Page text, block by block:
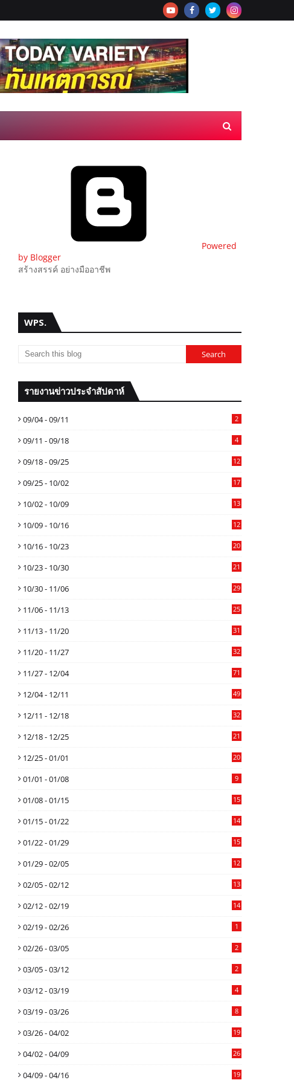
Powered
by Blogger
สร้างสรรค์ อย่างมืออาชีพ
WPS.
รายงานข่าวประจำสัปดาห์
09/04 - 09/11 2
09/11 - 09/18 4
09/18 - 09/25 12
09/25 - 10/02 17
10/02 - 10/09 13
10/09 - 10/16 12
10/16 - 10/23 20
10/23 - 10/30 21
10/30 - 11/06 29
11/06 - 11/13 25
11/13 - 11/20 31
11/20 - 11/27 32
11/27 - 12/04 71
12/04 - 12/11 49
12/11 - 12/18 32
12/18 - 12/25 21
12/25 - 01/01 20
01/01 - 01/08 9
01/08 - 01/15 15
01/15 - 01/22 14
01/22 - 01/29 15
01/29 - 02/05 12
02/05 - 02/12 13
02/12 - 02/19 14
02/19 - 02/26 1
02/26 - 03/05 2
03/05 - 03/12 2
03/12 - 03/19 4
03/19 - 03/26 8
03/26 - 04/02 19
04/02 - 04/09 26
04/09 - 04/16 19